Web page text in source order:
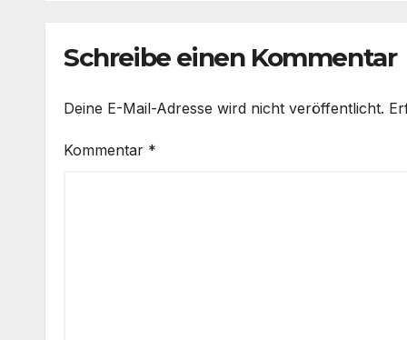
Schreibe einen Kommentar
Deine E-Mail-Adresse wird nicht veröffentlicht.
Kommentar *